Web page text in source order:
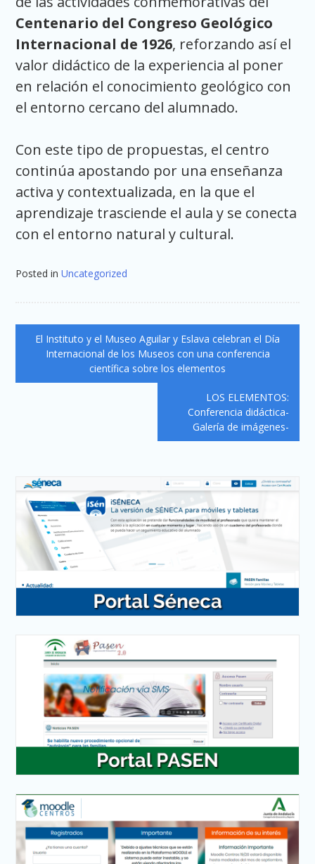
Centenario del Congreso Geológico
Internacional de 1926, reforzando así el
valor didáctico de la experiencia al poner
en relación el conocimiento geológico con
el entorno cercano del alumnado.
Con este tipo de propuestas, el centro
continúa apostando por una enseñanza
activa y contextualizada, en la que el
aprendizaje trasciende el aula y se conecta
con el entorno natural y cultural.
Posted inUncategorized
Navegación
entradas
El Instituto y el Museo Aguilar y Eslava celebran el Día
Internacional de los Museos con una conferencia
científica sobre los elementos
LOS ELEMENTOS:
Conferencia didáctica-
Galería de imágenes-